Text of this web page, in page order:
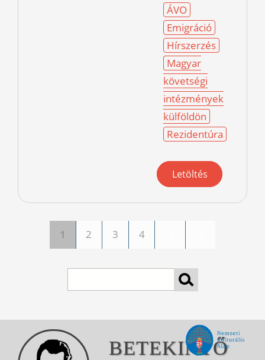
ÁVO
Emigráció
Hírszerzés
Magyar
követségi
intézmények
külföldön
Rezidentúra
Letöltés
Pages
1 2 3 4
BETEKINTŐ